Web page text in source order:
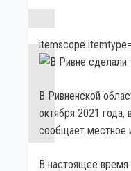
itemscope
В Ривненской
октября 2021 года,
сообщает местное
В настоящее время